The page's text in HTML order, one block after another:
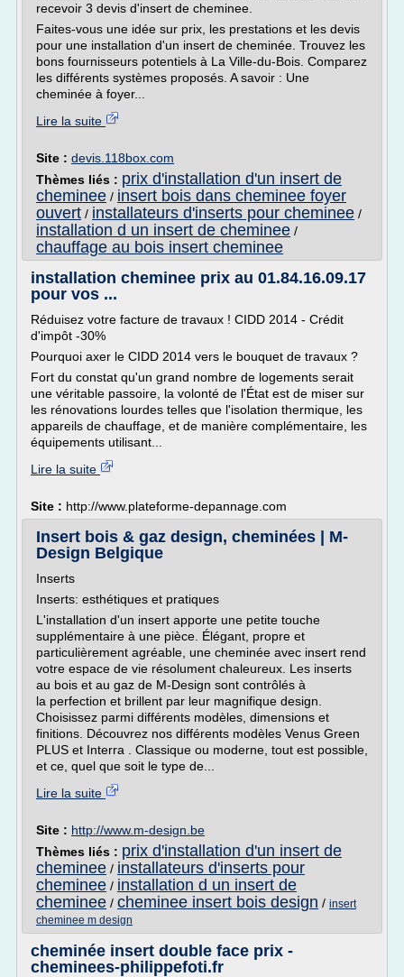
recevoir 3 devis d'insert de cheminee.
Faites-vous une idée sur prix, les prestations et les devis
pour une installation d'un insert de cheminée. Trouvez les
bons fournisseurs potentiels à La Ville-du-Bois. Comparez
les différents systèmes proposés. A savoir : Une
cheminée à foyer...
Lire la suite
Site : devis.118box.com
Thèmes liés : prix d'installation d'un insert de
cheminee / insert bois dans cheminee foyer
ouvert / installateurs d'inserts pour cheminee /
installation d un insert de cheminee /
chauffage au bois insert cheminee
installation cheminee prix au 01.84.16.09.17
pour vos ...
Réduisez votre facture de travaux ! CIDD 2014 - Crédit
d'impôt -30%
Pourquoi axer le CIDD 2014 vers le bouquet de travaux ?
Fort du constat qu'un grand nombre de logements serait
une véritable passoire, la volonté de l'État est de miser sur
les rénovations lourdes telles que l'isolation thermique, les
appareils de chauffage, et de manière complémentaire, les
équipements utilisant...
Lire la suite
Site : http://www.plateforme-depannage.com
Insert bois & gaz design, cheminées | M-
Design Belgique
Inserts
Inserts: esthétiques et pratiques
L'installation d'un insert apporte une petite touche
supplémentaire à une pièce. Élégant, propre et
particulièrement agréable, une cheminée avec insert rend
votre espace de vie résolument chaleureux. Les inserts
au bois et au gaz de M-Design sont contrôlés à
la perfection et brillent par leur magnifique design.
Choisissez parmi différents modèles, dimensions et
finitions. Découvrez nos différents modèles Venus Green
PLUS et Interra . Classique ou moderne, tout est possible,
et ce, quel que soit le type de...
Lire la suite
Site : http://www.m-design.be
Thèmes liés : prix d'installation d'un insert de
cheminee / installateurs d'inserts pour
cheminee / installation d un insert de
cheminee / cheminee insert bois design / insert
cheminee m design
cheminée insert double face prix -
cheminees-philippefoti.fr